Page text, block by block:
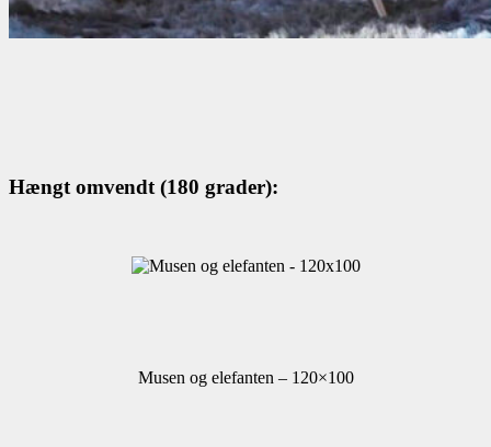
Hængt omvendt (180 grader):
Musen og elefanten – 120×100